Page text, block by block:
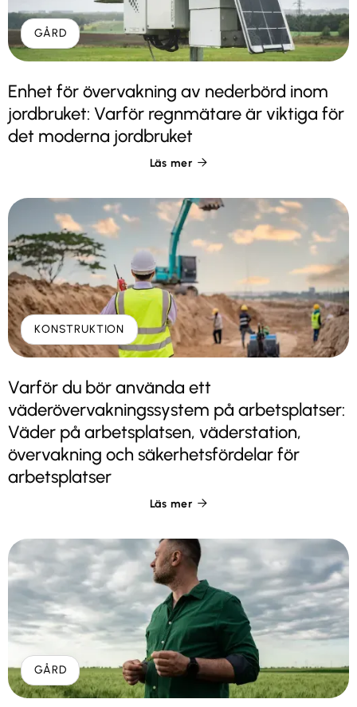
GÅRD
Enhet för övervakning av nederbörd inom
jordbruket: Varför regnmätare är viktiga för
det moderna jordbruket
Läs mer 
KONSTRUKTION
Varför du bör använda ett
väderövervakningssystem på arbetsplatser:
Väder på arbetsplatsen, väderstation,
övervakning och säkerhetsfördelar för
arbetsplatser
Läs mer 
GÅRD